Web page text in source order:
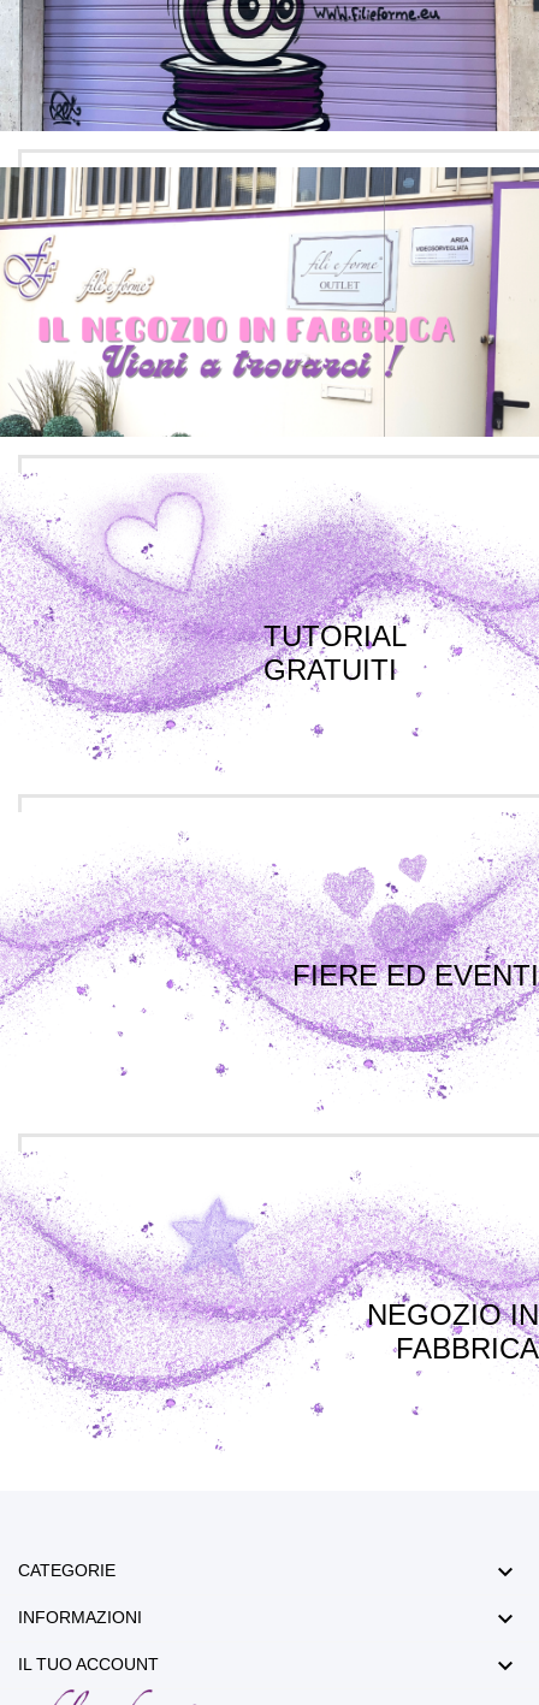
TUTORIAL
GRATUITI
FIERE ED EVENTI
NEGOZIO IN
FABBRICA
CATEGORIE 
INFORMAZIONI 
IL TUO ACCOUNT 